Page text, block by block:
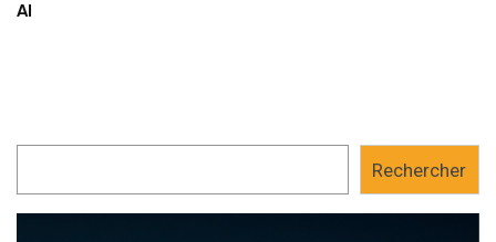
AI
Rechercher